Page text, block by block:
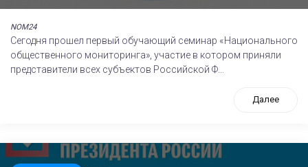
NOM24
Сегодня прошел первый обучающий семинар «Национального
общественного мониторинга», участие в котором приняли
представители всех субъектов Российской Ф...
Далее